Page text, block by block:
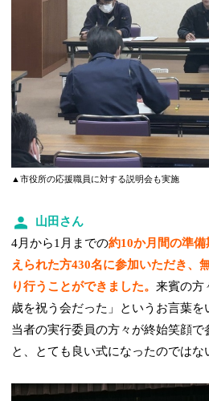
▲市役所の応援職員に対する説明会も実施
山田さん
4月から1月までの約10か月間の準
えられた方430名に参加いただき、
り行うことができました。来賓の方
歳を祝う会だった」というお言葉
当者の実行委員の方々が終始笑顔で
と、とても良い式になったのではな